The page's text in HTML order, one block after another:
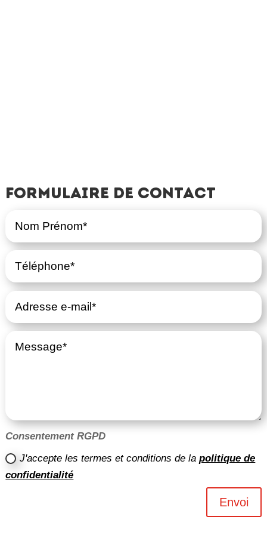
Formulaire de contact
Consentement RGPD
J'accepte les termes et conditions de lapolitique de
confidentialité
Envoi